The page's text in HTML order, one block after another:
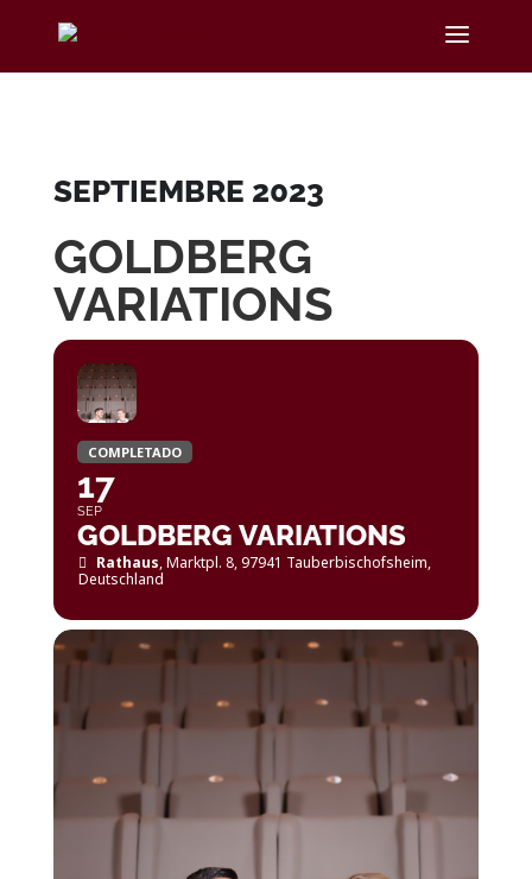
SEPTIEMBRE 2023
GOLDBERG
VARIATIONS
COMPLETADO
17
SEP
GOLDBERG VARIATIONS
Rathaus, Marktpl. 8, 97941 Tauberbischofsheim,
Deutschland